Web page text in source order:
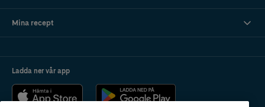
Mina recept
Ladda ner vår app